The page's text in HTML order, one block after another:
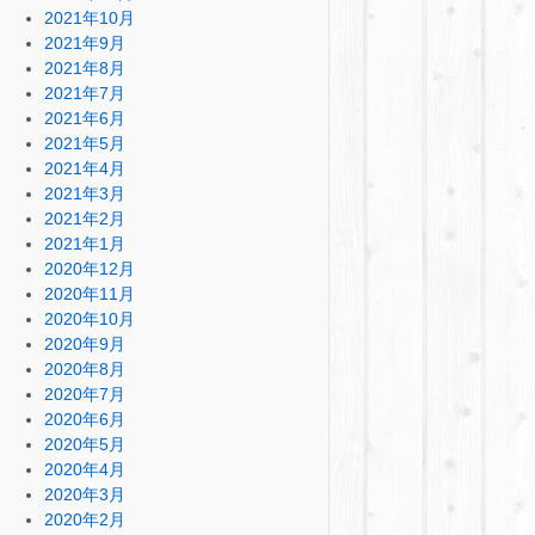
2021年10月
2021年9月
2021年8月
2021年7月
2021年6月
2021年5月
2021年4月
2021年3月
2021年2月
2021年1月
2020年12月
2020年11月
2020年10月
2020年9月
2020年8月
2020年7月
2020年6月
2020年5月
2020年4月
2020年3月
2020年2月